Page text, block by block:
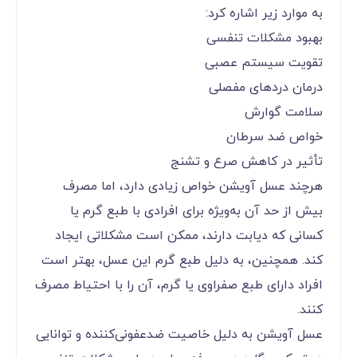
به موارد زیر اشاره کرد:
بهبود مشکلات تنفسی
تقویت سیستم عصبی
درمان دردهای مفصلی
سلامت گوارش
خواص ضد سرطان
تأثیر در کاهش صرع و تشنج
هرچند عسل آویشن خواص زیادی دارد، اما مصرف
بیش از حد آن به‌ویژه برای افرادی با طبع گرم یا
کسانی که دیابت دارند، ممکن است مشکلاتی ایجاد
کند. همچنین، به دلیل طبع گرم این عسل، بهتر است
افراد دارای طبع صفراوی یا گرم، آن را با احتیاط مصرف
کنند.
عسل آویشن به دلیل خاصیت ضدعفونی‌کننده و توانایی